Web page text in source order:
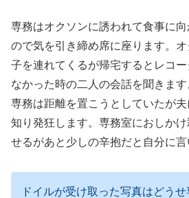
専務はオクソンに誘われて食事に
ので気を引き締め席に座ります。
子を連れてくるが帰宅するとレコ
なかった時の二人の会話を聞きます
専務は距離を置こうとしていたが
知り発狂します。専務室におしか
せるがあと少しの辛抱だと自分に言
ドイルが受け取った写真はどうせ